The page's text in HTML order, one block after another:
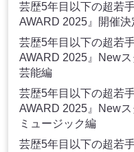
芸歴5年目以下の超若
AWARD 2025』開催決
芸歴5年目以下の超若
AWARD 2025』New
芸能編
芸歴5年目以下の超若
AWARD 2025』New
ミュージック編
芸歴5年目以下の超若